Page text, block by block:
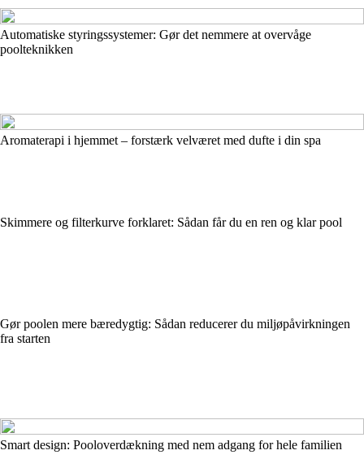
Automatiske styringssystemer: Gør det nemmere at overvåge
poolteknikken
Aromaterapi i hjemmet – forstærk velværet med dufte i din spa
Skimmere og filterkurve forklaret: Sådan får du en ren og klar pool
Gør poolen mere bæredygtig: Sådan reducerer du miljøpåvirkningen
fra starten
Smart design: Pooloverdækning med nem adgang for hele familien